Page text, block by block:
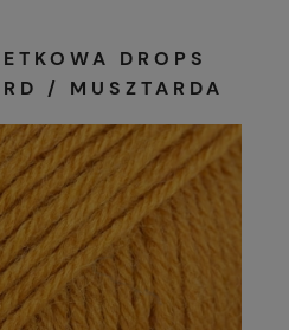
DROPS
/ MUSZTARDA